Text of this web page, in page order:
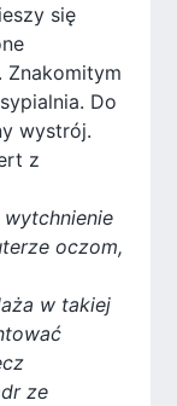
się
Znakomitym
Do
wystrój.
z
wytchnienie
oczom,
w takiej
ze